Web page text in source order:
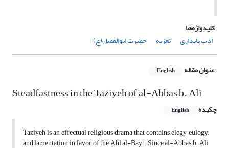
کلیدواژه‌ها
ادب پایداری
تعزیه حضرت ابوالفضل(ع)
عنوان مقاله English
Steadfastness in the Taziyeh of al-Abbas b. Ali
چکیده English
Taziyeh is an effectual religious drama that contains elegy, eulogy,
and lamentation in favor of the Ahl al-Bayt. Since al-Abbas b. Ali